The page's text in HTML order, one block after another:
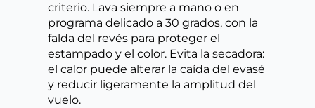
criterio. Lava siempre a mano o en
programa delicado a 30 grados, con la
falda del revés para proteger el
estampado y el color. Evita la secadora:
el calor puede alterar la caída del evasé
y reducir ligeramente la amplitud del
vuelo.